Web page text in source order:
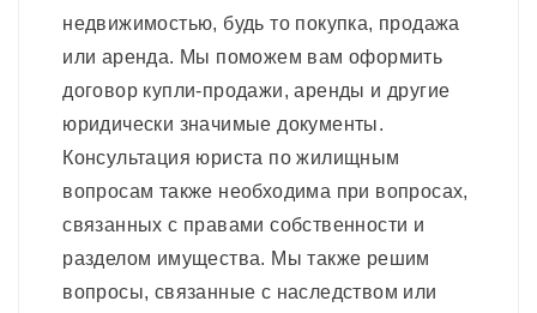
недвижимостью, будь то покупка, продажа
или аренда. Мы поможем вам оформить
договор купли-продажи, аренды и другие
юридически значимые документы.
Консультация юриста по жилищным
вопросам также необходима при вопросах,
связанных с правами собственности и
разделом имущества. Мы также решим
вопросы, связанные с наследством или